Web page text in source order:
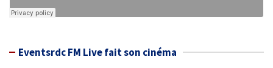
Eventsrdc FM Live fait son cinéma